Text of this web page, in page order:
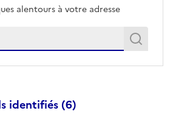
alentours à votre adresse
votre adresse exacte
identifiés (6)